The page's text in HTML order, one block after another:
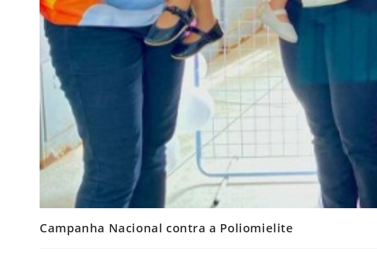
Campanha Nacional contra a Poliomielite